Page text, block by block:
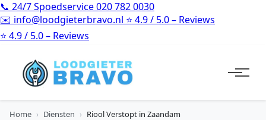
📞 24/7 Spoedservice020 782 0030
✉️ info@loodgieterbravo.nl ⭐ 4.9 / 5.0 – Reviews
⭐ 4.9 / 5.0 – Reviews
Home › Diensten › Riool Verstopt in Zaandam